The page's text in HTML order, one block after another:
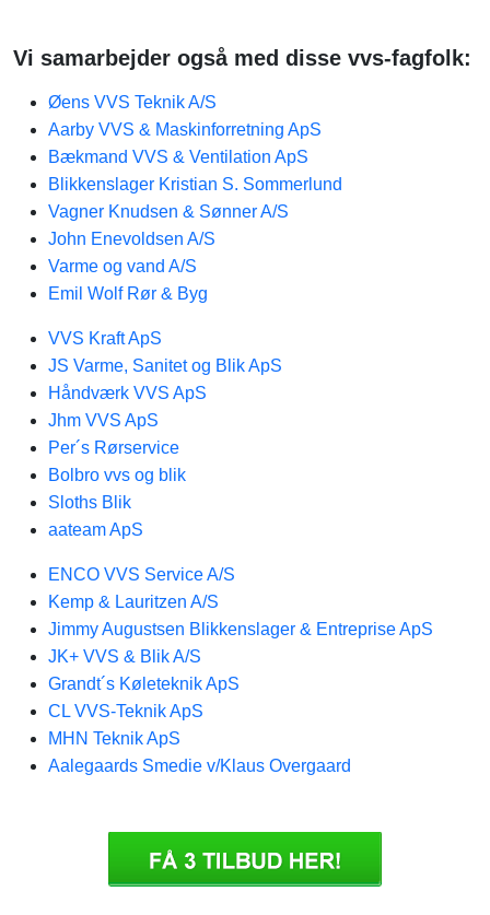
Vi samarbejder også med disse vvs-fagfolk:
Øens VVS Teknik A/S
Aarby VVS & Maskinforretning ApS
Bækmand VVS & Ventilation ApS
Blikkenslager Kristian S. Sommerlund
Vagner Knudsen & Sønner A/S
John Enevoldsen A/S
Varme og vand A/S
Emil Wolf Rør & Byg
VVS Kraft ApS
JS Varme, Sanitet og Blik ApS
Håndværk VVS ApS
Jhm VVS ApS
Per´s Rørservice
Bolbro vvs og blik
Sloths Blik
aateam ApS
ENCO VVS Service A/S
Kemp & Lauritzen A/S
Jimmy Augustsen Blikkenslager & Entreprise ApS
JK+ VVS & Blik A/S
Grandt´s Køleteknik ApS
CL VVS-Teknik ApS
MHN Teknik ApS
Aalegaards Smedie v/Klaus Overgaard